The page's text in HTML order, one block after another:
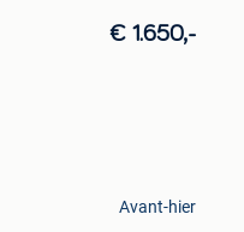
€ 1.650,-
Avant-hier